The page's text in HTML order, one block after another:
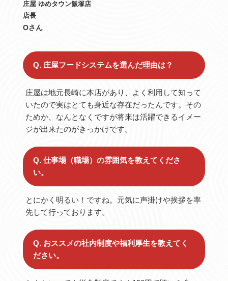
庄屋 ゆめタウン飯塚店
店長
Oさん
Q. 庄屋フードシステムを選んだ理由は？
庄屋は地元長崎に本店があり、よく利用して知って
いたので実はとても身近な存在だったんです。その
ためか、なんとなくですが将来は活躍できるイメー
ジが出来たのがきっかけです。
Q. 仕事場（職場）の雰囲気を教えてくださ
い。
とにかく明るい！ですね。元気に声掛けや挨拶を率
先して行っております。
Q. おススメの社内制度や福利厚生を教えてく
ださい。